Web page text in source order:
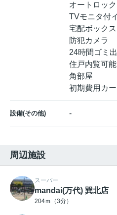
オートロック
TVモニタ付
宅配ボックス
防犯カメラ
24時間ゴミ
住戸内覧可能
角部屋
初期費用カ
設備(その他) -
周辺施設
スーパー
mandai(万代) 巽北店
204ｍ（3分）